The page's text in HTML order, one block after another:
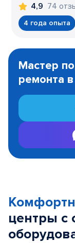
4,9 74
4 года опыта
1
Мастер
ремонта
центры с